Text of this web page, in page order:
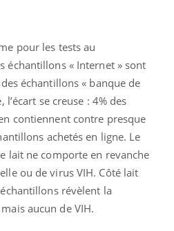
pour les tests au
échantillons « Internet » sont
échantillons « banque de
se creuse : 4% des
contiennent contre presque
achetés en ligne. Le
lait ne comporte en revanche
ou de virus VIH. Côté lait
révèlent la
aucun de VIH.